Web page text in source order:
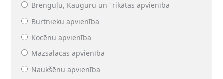
Brenguļu, Kauguru un Trikātas apvienība
Burtnieku apvienība
Kocēnu apvienība
Mazsalacas apvienība
Naukšēnu apvienība